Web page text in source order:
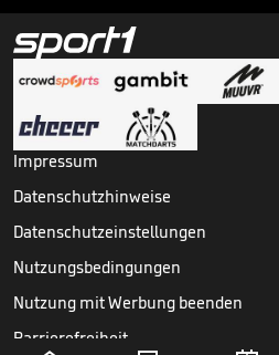
Impressum
Datenschutzhinweise
Datenschutzeinstellungen
Nutzungsbedingungen
Nutzung mit Werbung beenden
Barrierefreiheit